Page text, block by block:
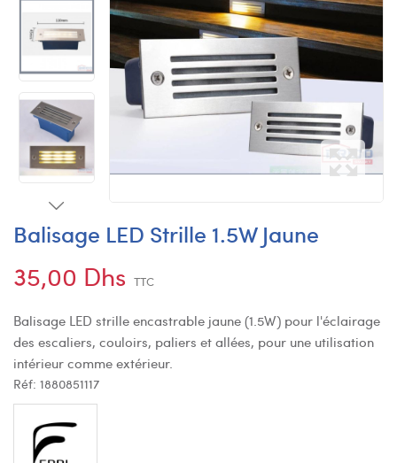
Balisage LED Strille 1.5W Jaune
35,00 Dhs TTC
Balisage LED strille encastrable jaune (1.5W) pour l'éclairage
des escaliers, couloirs, paliers et allées, pour une utilisation
intérieur comme extérieur.
Réf: 1880851117